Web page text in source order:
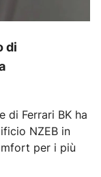
di
di Ferrari BK ha
NZEB in
per i più